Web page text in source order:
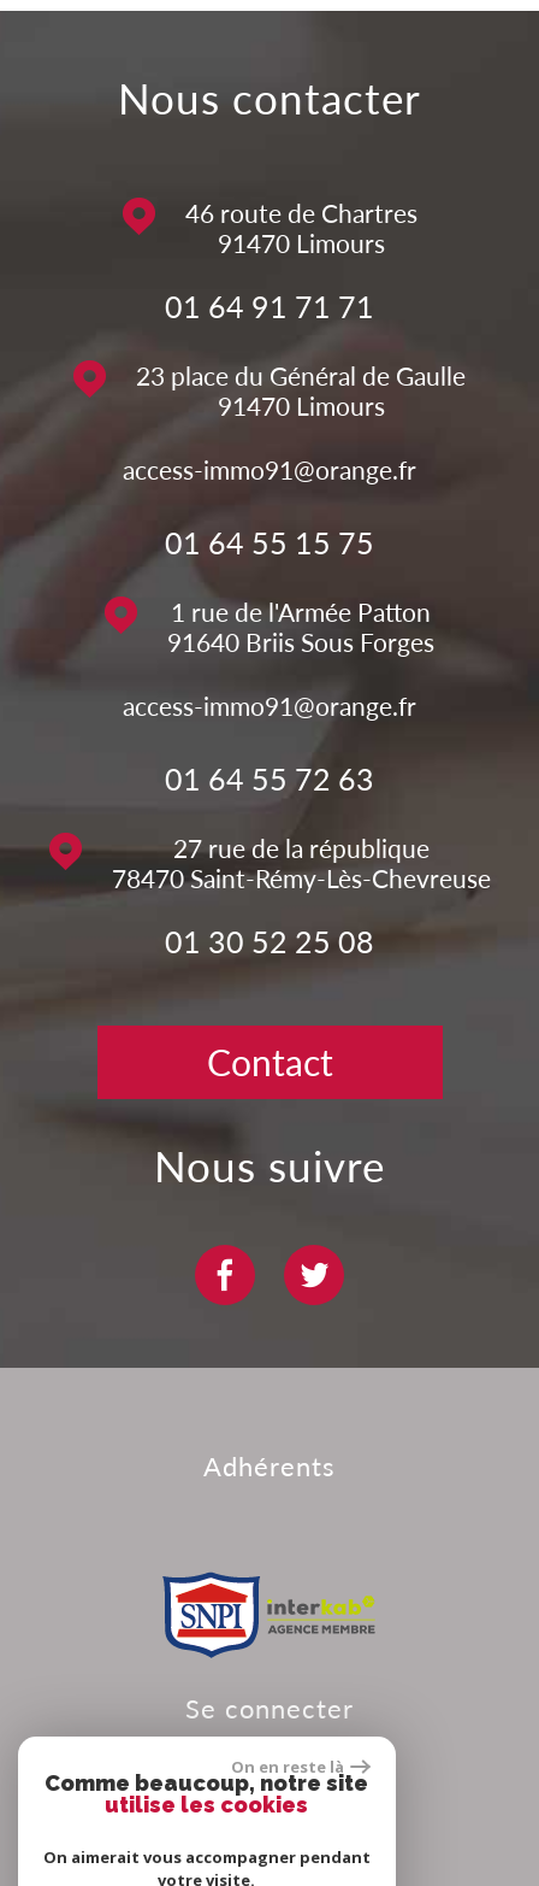
nous contacter
46 route de Chartres
91470 Limours
01 64 91 71 71
23 place du Général de Gaulle
91470 Limours
access-immo91@orange.fr
01 64 55 15 75
1 rue de l'Armée Patton
91640 Briis Sous Forges
access-immo91@orange.fr
01 64 55 72 63
27 rue de la république
78470 Saint-Rémy-Lès-Chevreuse
01 30 52 25 08
Contact
nous suivre
adhérents
se connecter
On en reste là
Comme beaucoup, notre site
utilise les cookies
On aimerait vous accompagner pendant
votre visite.